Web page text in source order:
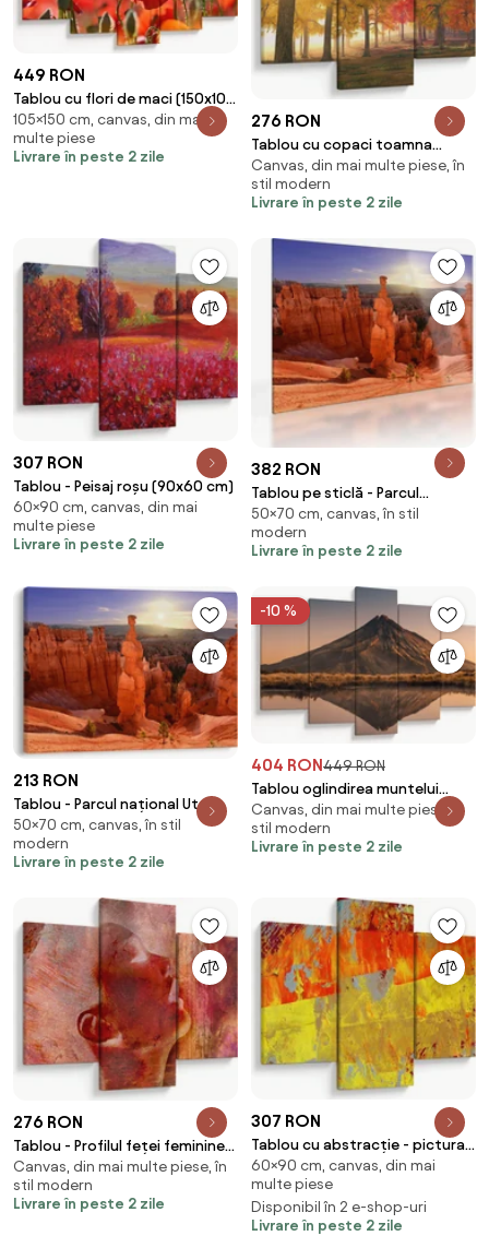
449 RON
Tablou cu flori de maci (150x105
cm)
105×150 cm, canvas, din mai
multe piese
Livrare în peste 2 zile
276 RON
Tablou cu copaci toamna
(90x60 cm)
Canvas, din mai multe piese, în
stil modern
Livrare în peste 2 zile
307 RON
Tablou - Peisaj roșu (90x60 cm)
60×90 cm, canvas, din mai
multe piese
Livrare în peste 2 zile
382 RON
Tablou pe sticlă - Parcul
național Utah (70x50 cm)
50×70 cm, canvas, în stil
modern
Livrare în peste 2 zile
213 RON
Tablou - Parcul național Utah
(70x50 cm)
50×70 cm, canvas, în stil
modern
Livrare în peste 2 zile
-10 %
404 RON449 RON
Tablou oglindirea muntelui
Taranaki, Noua Zeelanda
(150x105 cm)
Canvas, din mai multe piese, în
stil modern
Livrare în peste 2 zile
276 RON
Tablou - Profilul feței feminine
(90x60 cm)
Canvas, din mai multe piese, în
stil modern
Livrare în peste 2 zile
307 RON
Tablou cu abstracție - pictura
(90x60 cm)
60×90 cm, canvas, din mai
multe piese
Disponibil în 2 e-shop-uri
Livrare în peste 2 zile